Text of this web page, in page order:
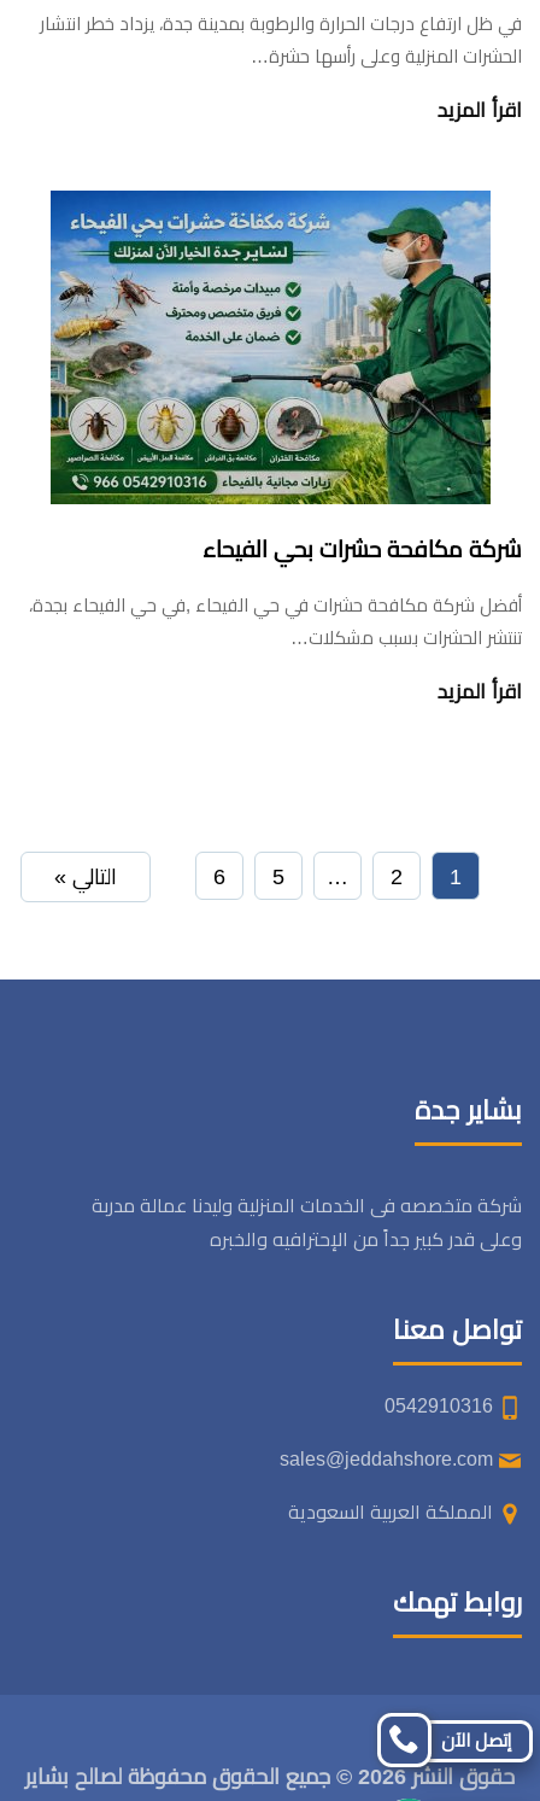
في ظل ارتفاع درجات الحرارة والرطوبة بمدينة جدة، يزداد خطر انتشار
الحشرات المنزلية وعلى رأسها حشرة…
اقرأ المزيد
شركة مكافحة حشرات بحي الفيحاء
أفضل شركة مكافحة حشرات في حي الفيحاء ,في حي الفيحاء بجدة،
تنتشر الحشرات بسبب مشكلات…
اقرأ المزيد
1
2
…
5
6 التالي »
بشاير جدة
شركة متخصصه فى الخدمات المنزلية وليدنا عمالة مدربة
وعلى قدر كبير جداً من الإحترافيه والخبره
تواصل معنا
المملكة العربية السعودية
روابط تهمك
تابعنا
على
تابعنا
على
حقوق النشر 2026 © جميع الحقوق محفوظة لصالح بشاير
إتصل الآن